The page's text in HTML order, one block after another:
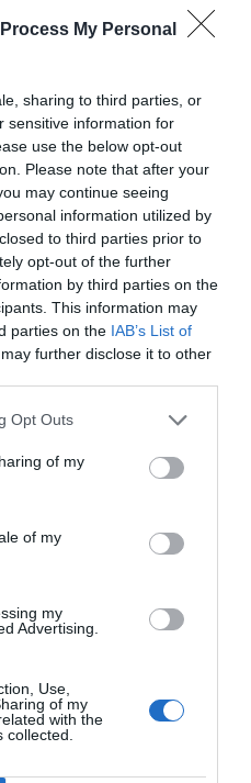
My Personal
sharing to third parties, or
sensitive information for
use the below opt-out
Please note that after your
may continue seeing
information utilized by
to third parties prior to
opt-out of the further
by third parties on the
This information may
parties on the IAB’s List of
further disclose it to other
Opt Outs
of my
of my
my
Advertising.
Use,
of my
with the
es apto para niños a
tiene muy alta tolerancia
parabenos, ni
ni aceites minerales.
en farmacias.
como fuente preferida
últimas noticias de actualidad.
de la piel
Marín Moral 28/07/2026